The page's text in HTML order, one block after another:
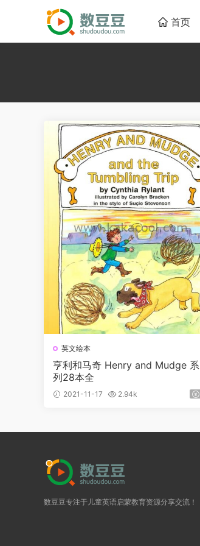
首页
英文绘本
亨利和马奇 Henry and Mudge 系
列28本全
2021-11-17 2.94k
数豆豆专注于儿童英语启蒙教育资源分享交流！